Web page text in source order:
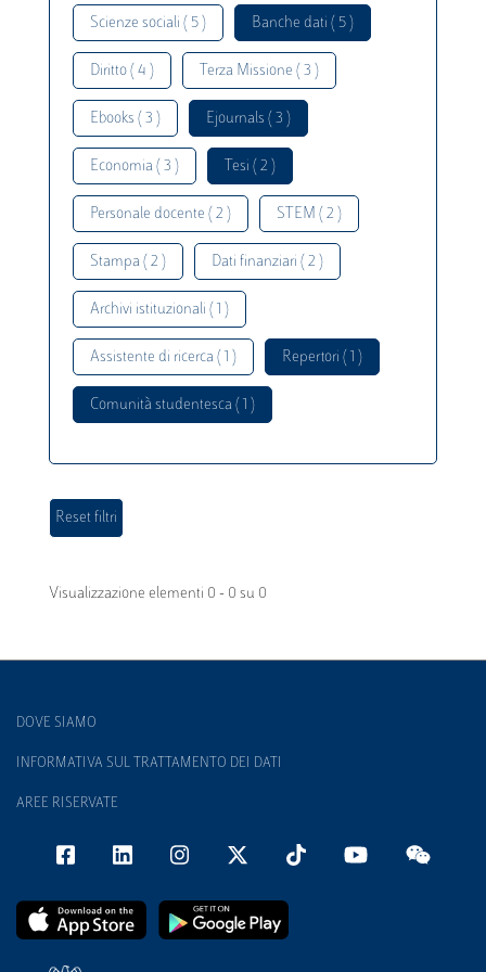
Scienze sociali ( 5 ) Banche dati ( 5 )
Diritto ( 4 ) Terza Missione ( 3 )
Ebooks ( 3 ) Ejournals ( 3 )
Economia ( 3 ) Tesi ( 2 )
Personale docente ( 2 ) STEM ( 2 )
Stampa ( 2 ) Dati finanziari ( 2 )
Archivi istituzionali ( 1 )
Assistente di ricerca ( 1 ) Repertori ( 1 )
Comunità studentesca ( 1 )
Visualizzazione elementi 0 - 0 su 0
DOVE SIAMO
INFORMATIVA SUL TRATTAMENTO DEI DATI
AREE RISERVATE